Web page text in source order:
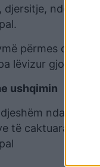
djersitje, ndezje
përmes
lëvizur gjoksin.
ushqimin
ndaj
të caktuara për